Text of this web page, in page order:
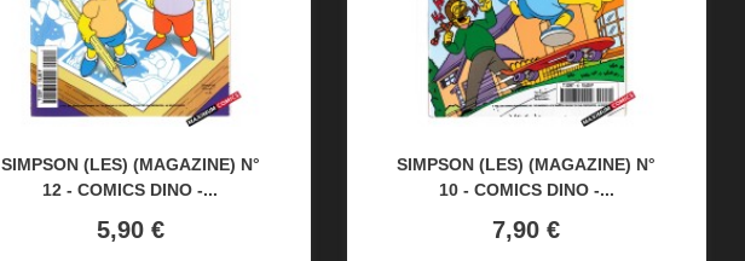
SIMPSON (LES) (MAGAZINE) N°
12 - COMICS DINO -...
Prix
5,90 €
SIMPSON (LES) (MAGAZINE) N°
10 - COMICS DINO -...
Prix
7,90 €